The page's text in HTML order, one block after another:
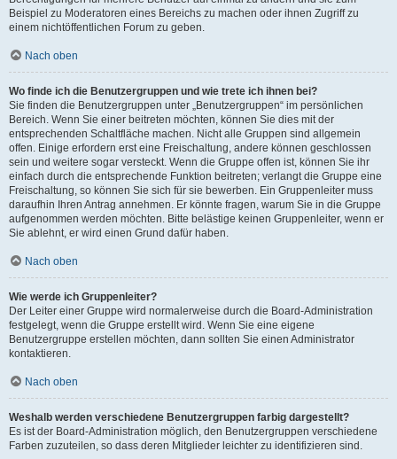
Beispiel zu Moderatoren eines Bereichs zu machen oder ihnen Zugriff zu
einem nichtöffentlichen Forum zu geben.
Nach oben
Wo finde ich die Benutzergruppen und wie trete ich ihnen bei?
Sie finden die Benutzergruppen unter „Benutzergruppen“ im persönlichen
Bereich. Wenn Sie einer beitreten möchten, können Sie dies mit der
entsprechenden Schaltfläche machen. Nicht alle Gruppen sind allgemein
offen. Einige erfordern erst eine Freischaltung, andere können geschlossen
sein und weitere sogar versteckt. Wenn die Gruppe offen ist, können Sie ihr
einfach durch die entsprechende Funktion beitreten; verlangt die Gruppe eine
Freischaltung, so können Sie sich für sie bewerben. Ein Gruppenleiter muss
daraufhin Ihren Antrag annehmen. Er könnte fragen, warum Sie in die Gruppe
aufgenommen werden möchten. Bitte belästige keinen Gruppenleiter, wenn er
Sie ablehnt, er wird einen Grund dafür haben.
Nach oben
Wie werde ich Gruppenleiter?
Der Leiter einer Gruppe wird normalerweise durch die Board-Administration
festgelegt, wenn die Gruppe erstellt wird. Wenn Sie eine eigene
Benutzergruppe erstellen möchten, dann sollten Sie einen Administrator
kontaktieren.
Nach oben
Weshalb werden verschiedene Benutzergruppen farbig dargestellt?
Es ist der Board-Administration möglich, den Benutzergruppen verschiedene
Farben zuzuteilen, so dass deren Mitglieder leichter zu identifizieren sind.